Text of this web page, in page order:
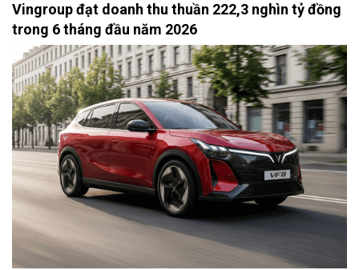
Vingroup đạt doanh thu thuần 222,3 nghìn tỷ đồng
trong 6 tháng đầu năm 2026